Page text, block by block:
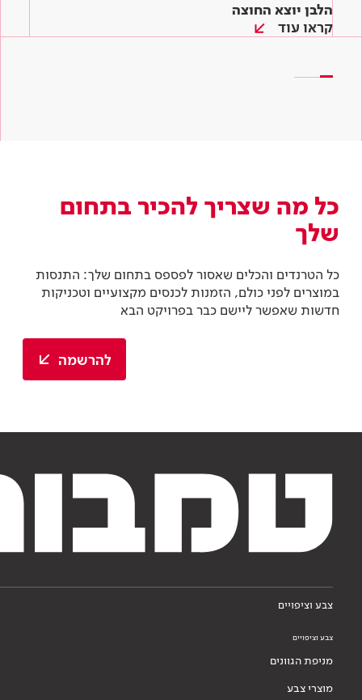
הלבן יוצא החוצה
קראו עוד
הכי חשוב לגוון! מניפת הצבעים לשירותכם
קראו עוד
שלבים
כל מה שצריך להכיר בתחום
שלך
כל הטרנדים והכלים שאסור לפספס בתחום שלך: התנסות
במוצרים לפני כולם, הזמנות לכנסים מקצועיים וטכניקות
חדשות שאפשר ליישם כבר בפרויקט הבא
להרשמה
צבע וציפויים
צבע וציפויים
מניפת הגוונים
מוצרי צבע